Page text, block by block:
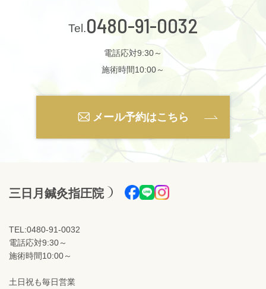
0480-91-0032
電話応対9:30～
施術時間10:00～
メール予約はこちら
三日月鍼灸指圧院
TEL:0480-91-0032
電話応対9:30～
施術時間10:00～
土日祝も毎日営業